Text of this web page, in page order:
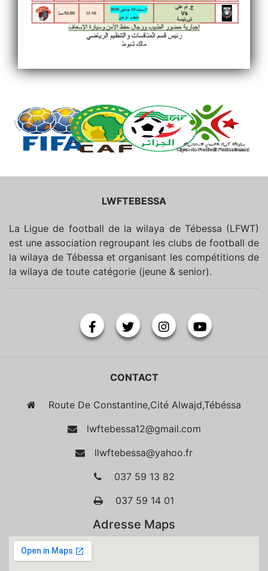
LWFTEBESSA
La Ligue de football de la wilaya de Tébessa (LFWT)
est une association regroupant les clubs de football de
la wilaya de Tébessa et organisant les compétitions de
la wilaya de toute catégorie (jeune & senior).
CONTACT
Route De Constantine,Cité Alwajd,Tébéssa
lwftebessa12@gmail.com
llwftebessa@yahoo.fr
037 59 13 82
037 59 14 01
Adresse Maps